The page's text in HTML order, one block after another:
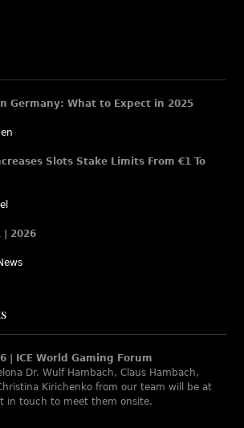
Germany: What to Expect in 2025
Slots Stake Limits From €1 To
| 2026
| ICE World Gaming Forum
Dr. Wulf Hambach, Claus Hambach,
Kirichenko from our team will be at
in touch to meet them onsite.